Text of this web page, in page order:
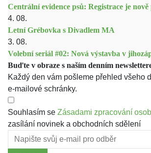
Centrální evidence psů: Registrace je
4. 08.
Letní Grébovka s Divadlem MA
3. 08.
Volební seriál #02: Nová výstavba v
Buďte v obraze s naším denním
Každý den vám pošleme přehled všeho
e-mailové schránky.
Souhlasím se Zásadami zpracování
zasílání novinek a obchodních sdělení